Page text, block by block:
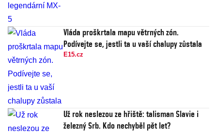
Vláda proškrtala mapu větrných zón.
Podívejte se, jestli ta u vaší chalupy zůstala
E15.cz
Už rok neslezou ze hřiště: talisman Slavie i
železný Srb. Kdo nechyběl pět let?